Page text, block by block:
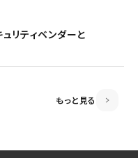
リティベンダーと
リティベンダーと
思考～信用しない
もっと見る